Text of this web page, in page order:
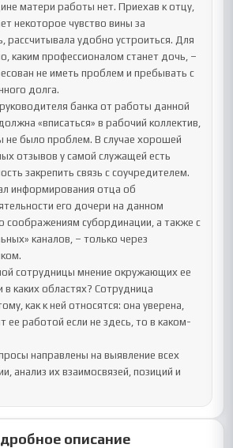
матери работы нет. Приехав к отцу,
некоторое чувство вины за
рассчитывала удобно устроиться. Для
каким профессионалом станет дочь, –
не иметь проблем и пребывать с
долга.
банка от работы данной
«вписаться» в рабочий коллектив,
не было проблем. В случае хорошей
отзывов у самой служащей есть
закрепить связь с соучредителем.
информирования отца об
его дочери на данном
соображениям субординации, а также с
каналов, – только через
сотрудницы мнение окружающих ее
в каких областях? Сотрудница
как к ней относятся: она уверена,
ее работой если не здесь, то в каком-
направлены на выявление всех
анализ их взаимосвязей, позиций и
описание